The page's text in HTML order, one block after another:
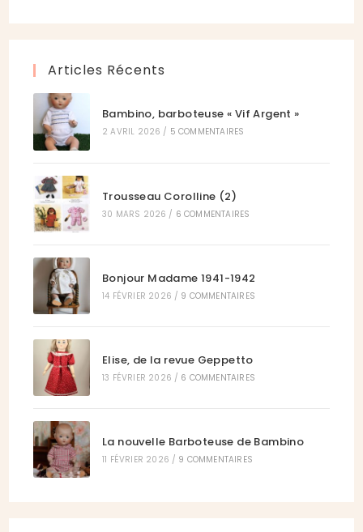
onglet
Articles Récents
Bambino, barboteuse « Vif Argent »
2 AVRIL 2026 / 5 COMMENTAIRES
Trousseau Corolline (2)
30 MARS 2026 / 6 COMMENTAIRES
Bonjour Madame 1941-1942
14 FÉVRIER 2026 / 9 COMMENTAIRES
Elise, de la revue Geppetto
13 FÉVRIER 2026 / 6 COMMENTAIRES
La nouvelle Barboteuse de Bambino
11 FÉVRIER 2026 / 9 COMMENTAIRES